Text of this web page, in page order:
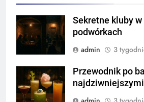
Sekretne kluby
podwórkach
admin
3
Przewodnik po